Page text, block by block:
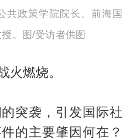
共政策学院院长、前海国
。图/受访者供图
火燃烧。
突袭，引发国际社
的主要肇因何在？